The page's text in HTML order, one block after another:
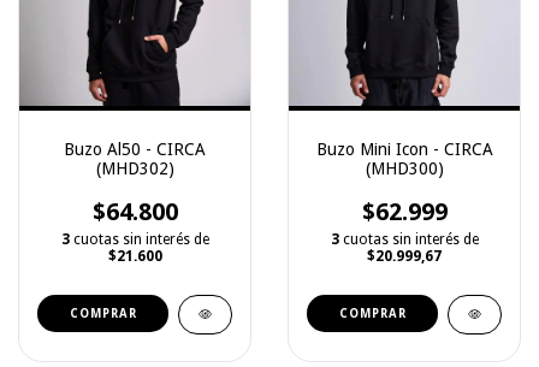
Buzo Al50 - CIRCA
(MHD302)
$64.800
3 cuotas sin interés de
$21.600
COMPRAR
Buzo Mini Icon - CIRCA
(MHD300)
$62.999
3 cuotas sin interés de
$20.999,67
COMPRAR